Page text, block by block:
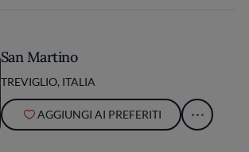
San Martino
TREVIGLIO, ITALIA
AGGIUNGI AI PREFERITI